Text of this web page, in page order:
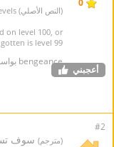
0
(النص الأصلي) Mouse and Cat levels
on level 100, or
is level 99. :(
bengeance بواسطة
أعجبني
#2
(مترجم) سوف